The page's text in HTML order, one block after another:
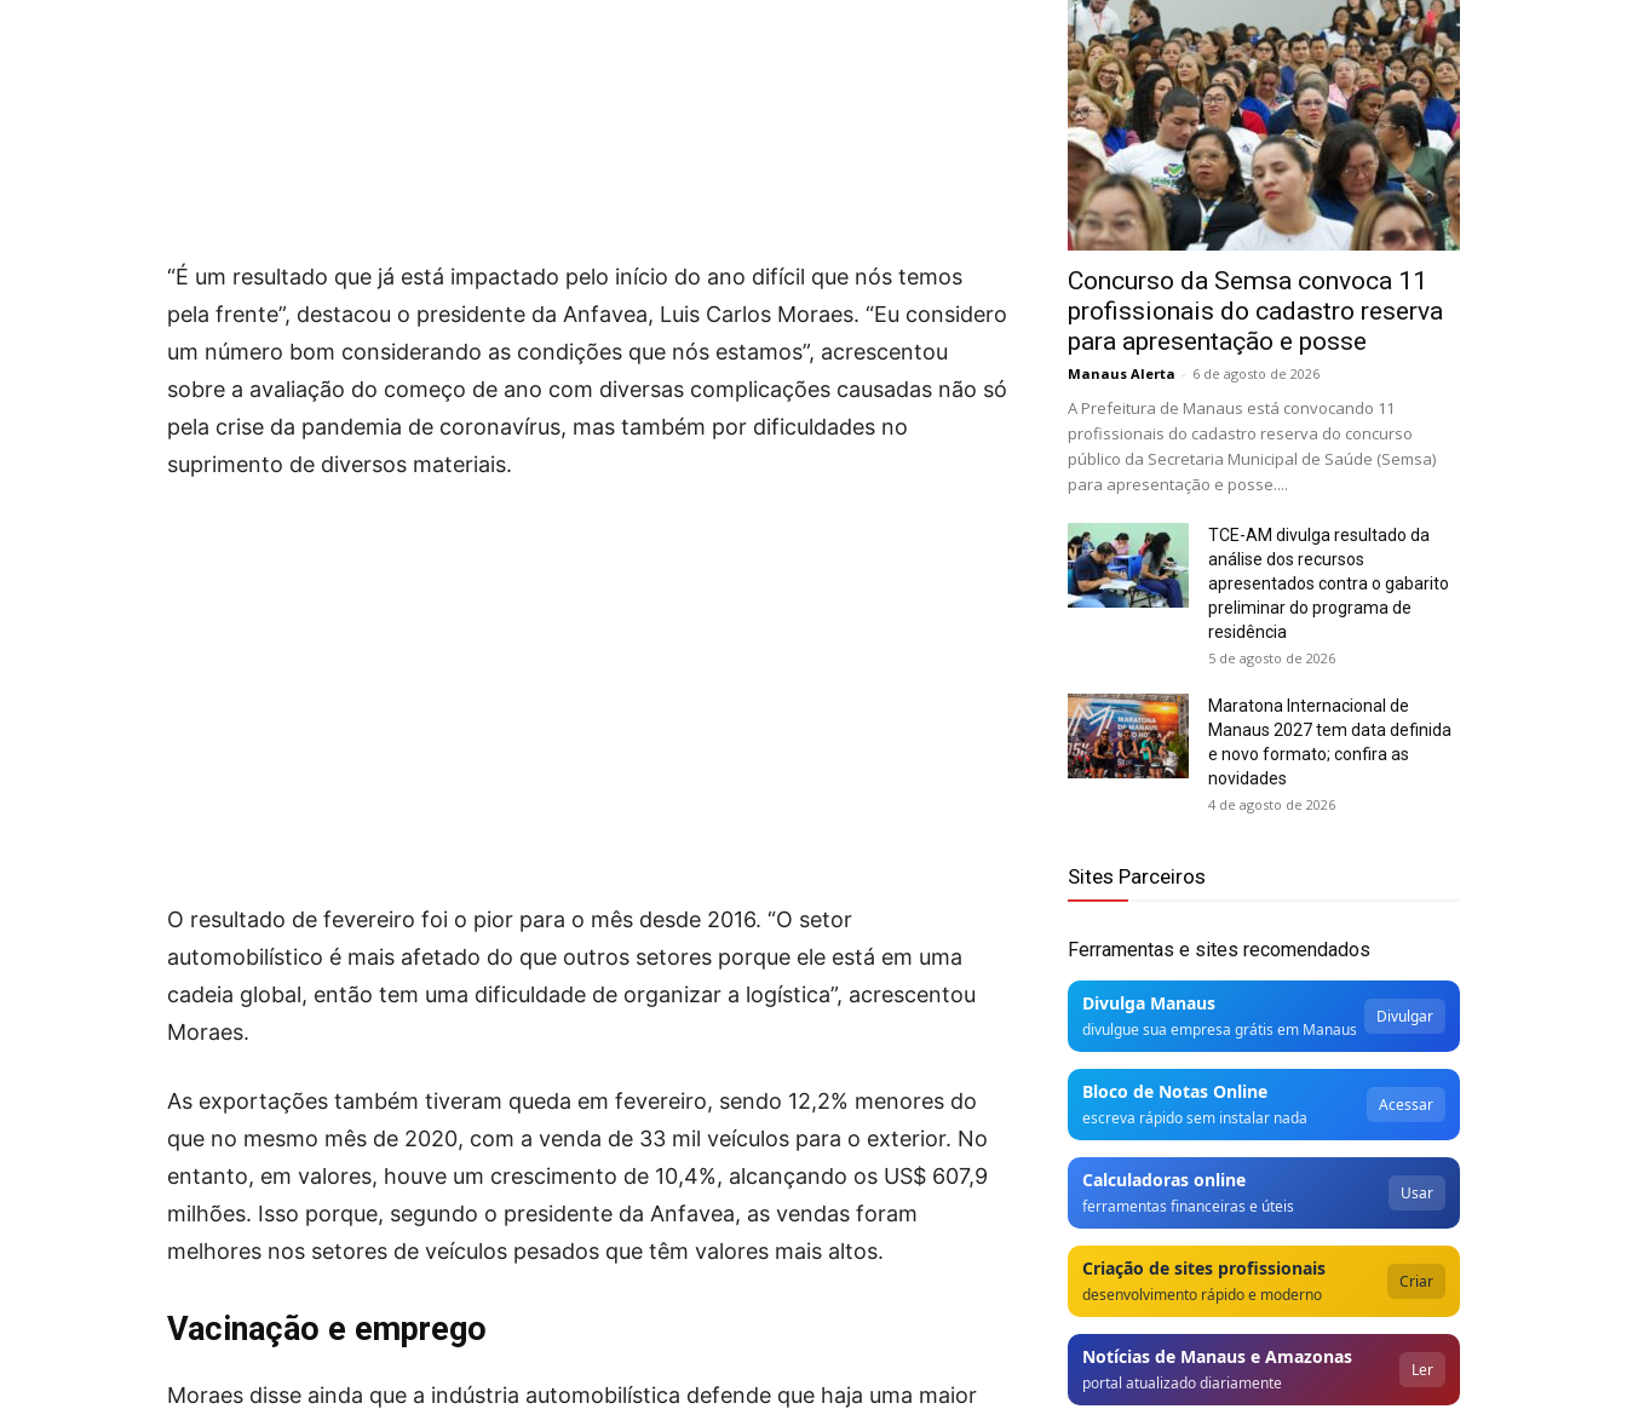
“É um resultado que já está impactado pelo início do ano difícil que nós temos
pela frente”, destacou o presidente da Anfavea, Luis Carlos Moraes. “Eu considero
um número bom considerando as condições que nós estamos”, acrescentou
sobre a avaliação do começo de ano com diversas complicações causadas não só
pela crise da pandemia de coronavírus, mas também por dificuldades no
suprimento de diversos materiais.
O resultado de fevereiro foi o pior para o mês desde 2016. “O setor
automobilístico é mais afetado do que outros setores porque ele está em uma
cadeia global, então tem uma dificuldade de organizar a logística”, acrescentou
Moraes.
As exportações também tiveram queda em fevereiro, sendo 12,2% menores do
que no mesmo mês de 2020, com a venda de 33 mil veículos para o exterior. No
entanto, em valores, houve um crescimento de 10,4%, alcançando os US$ 607,9
milhões. Isso porque, segundo o presidente da Anfavea, as vendas foram
melhores nos setores de veículos pesados que têm valores mais altos.
Vacinação e emprego
Moraes disse ainda que a indústria automobilística defende que haja uma maior
Concurso da Semsa convoca 11
profissionais do cadastro reserva
para apresentação e posse
Manaus Alerta - 6 de agosto de 2026
A Prefeitura de Manaus está convocando 11
profissionais do cadastro reserva do concurso
público da Secretaria Municipal de Saúde (Semsa)
para apresentação e posse....
TCE-AM divulga resultado da
análise dos recursos
apresentados contra o gabarito
preliminar do programa de
residência
5 de agosto de 2026
Maratona Internacional de
Manaus 2027 tem data definida
e novo formato; confira as
novidades
4 de agosto de 2026
Sites Parceiros
Ferramentas e sites recomendados
Divulga Manaus
divulgue sua empresa grátis em Manaus
Divulgar
Bloco de Notas Online
escreva rápido sem instalar nada
Acessar
Calculadoras online
ferramentas financeiras e úteis
Usar
Criação de sites profissionais
desenvolvimento rápido e moderno
Criar
Notícias de Manaus e Amazonas
portal atualizado diariamente
Ler